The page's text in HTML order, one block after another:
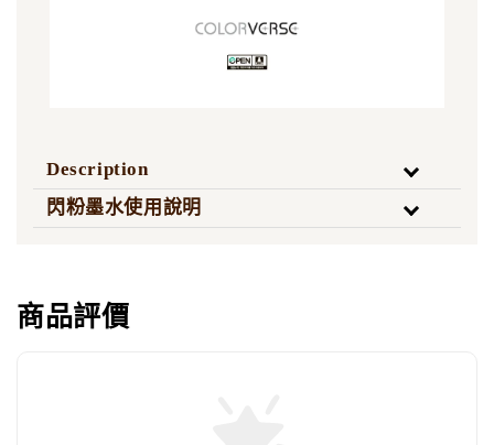
Description
閃粉墨水使用說明
商品評價